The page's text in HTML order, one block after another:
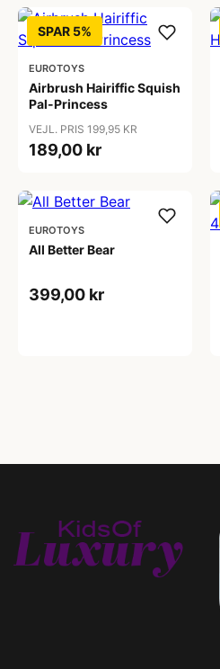
SPAR 5%
EUROTOYS
Airbrush Hairiffic Squish
Pal-Princess
VEJL. PRIS 199,95 KR
189,00 kr
EUROTOYS
All Better Bear
399,00 kr